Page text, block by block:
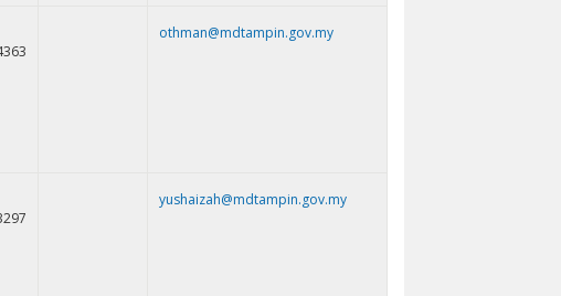
othman@mdtampin.gov.my
yushaizah@mdtampin.gov.my